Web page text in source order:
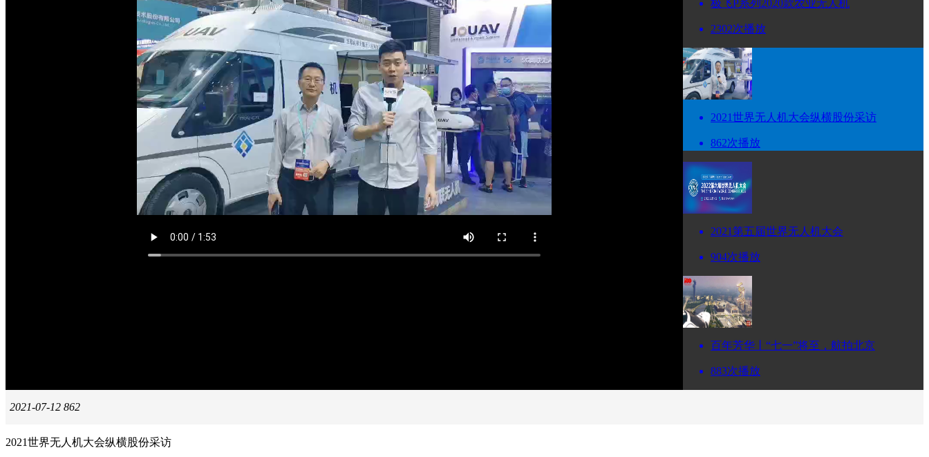
极飞P系列2020款农业无人机
2302次播放
2021世界无人机大会纵横股份采访
862次播放
2021第五届世界无人机大会
904次播放
百年芳华丨“七一”将至，航拍北京
883次播放
2021-07-12 862
2021世界无人机大会纵横股份采访